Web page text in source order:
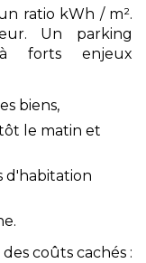
ratio kWh / m².
Un parking
forts enjeux
biens,
le matin et
d'habitation
coûts cachés :